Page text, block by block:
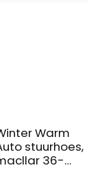
Warm
stuurhoes,
36-